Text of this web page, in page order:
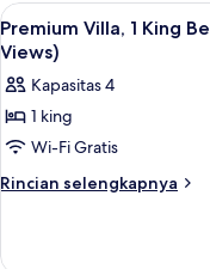
Lihat
semua
foto
untuk
Premium
Villa,
1
(Valley
3
Premium Villa, 1 King
Views)
Kapasitas 4
1 king
Wi-Fi Gratis
Rincian selengkapnya
Rincian